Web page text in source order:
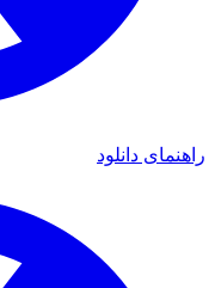
راهنمای دانلود